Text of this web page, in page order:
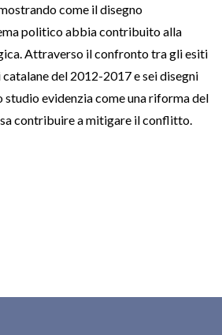
come il disegno
politico abbia contribuito alla
Attraverso il confronto tra gli esiti
del 2012-2017 e sei disegni
evidenzia come una riforma del
contribuire a mitigare il conflitto.